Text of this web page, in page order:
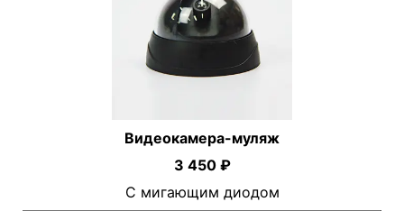
Видеокамера-муляж
3 450 ₽
С мигающим диодом